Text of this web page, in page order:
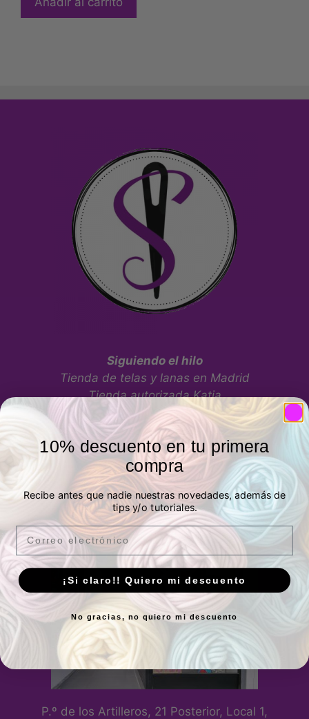
Siguiendo el hilo
Tienda de telas y lanas en Madrid
Tienda autorizada Katia
Tienda física
P.º de los Artilleros, 21 Posterior, Local 1,
10% descuento en tu primera
compra
Recibe antes que nadie nuestras novedades, además de
tips y/o tutoriales.
Email
¡Si claro!! Quiero mi descuento
No gracias, no quiero mi descuento